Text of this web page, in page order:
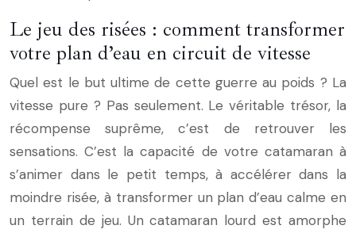
Le jeu des risées : comment transformer
votre plan d’eau en circuit de vitesse
Quel est le but ultime de cette guerre au poids ? La
vitesse pure ? Pas seulement. Le véritable trésor, la
récompense suprême, c’est de retrouver les
sensations. C’est la capacité de votre catamaran à
s’animer dans le petit temps, à accélérer dans la
moindre risée, à transformer un plan d’eau calme en
un terrain de jeu. Un catamaran lourd est amorphe